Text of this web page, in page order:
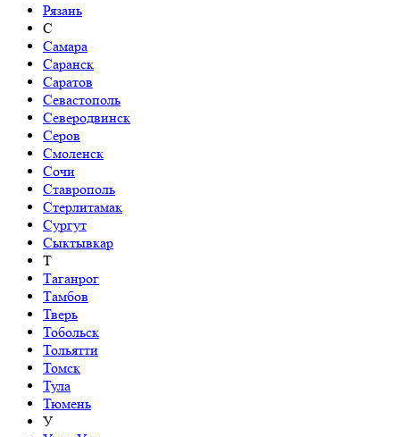
Рязань
С
Самара
Саранск
Саратов
Севастополь
Северодвинск
Серов
Смоленск
Сочи
Ставрополь
Стерлитамак
Сургут
Сыктывкар
Т
Таганрог
Тамбов
Тверь
Тобольск
Тольятти
Томск
Тула
Тюмень
У